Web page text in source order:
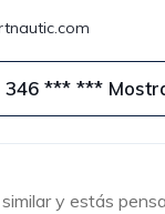
346 *** ***
y estás